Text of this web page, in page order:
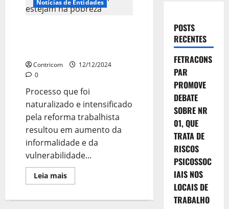
Notícias de Entidades
Contricom
12/12/2024
0
Processo que foi
naturalizado e intensificado
pela reforma trabalhista
resultou em aumento da
informalidade e da
vulnerabilidade...
Leia maisLeia
mais
faz
POSTS
RECENTES
FETRACONS
PAR
PROMOVE
DEBATE
SOBRE NR
01, QUE
TRATA DE
RISCOS
PSICOSSOC
IAIS NOS
LOCAIS DE
TRABALHO